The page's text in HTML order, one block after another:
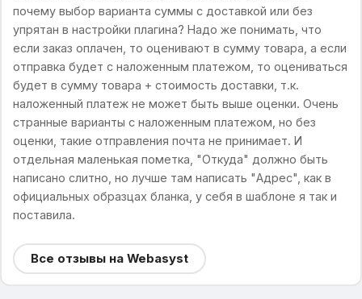
почему выбор варианта суммы с доставкой или без
упрятан в настройки плагина? Надо же понимать, что
если заказ оплачен, то оценивают в сумму товара, а если
отправка будет с наложенным платежом, то оцениваться
будет в сумму товара + стоимость доставки, т.к.
наложенный платеж не может быть выше оценки. Очень
странные варианты с наложенным платежом, но без
оценки, такие отправления почта не принимает. И
отдельная маленькая пометка, "Откуда" должно быть
написано слитно, но лучше там написать "Адрес", как в
официальных образцах бланка, у себя в шаблоне я так и
поставила.
Все отзывы на Webasyst